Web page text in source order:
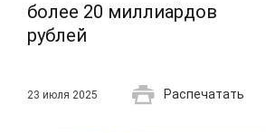
более 20 миллиардов
рублей
23 июля 2025 Распечатать